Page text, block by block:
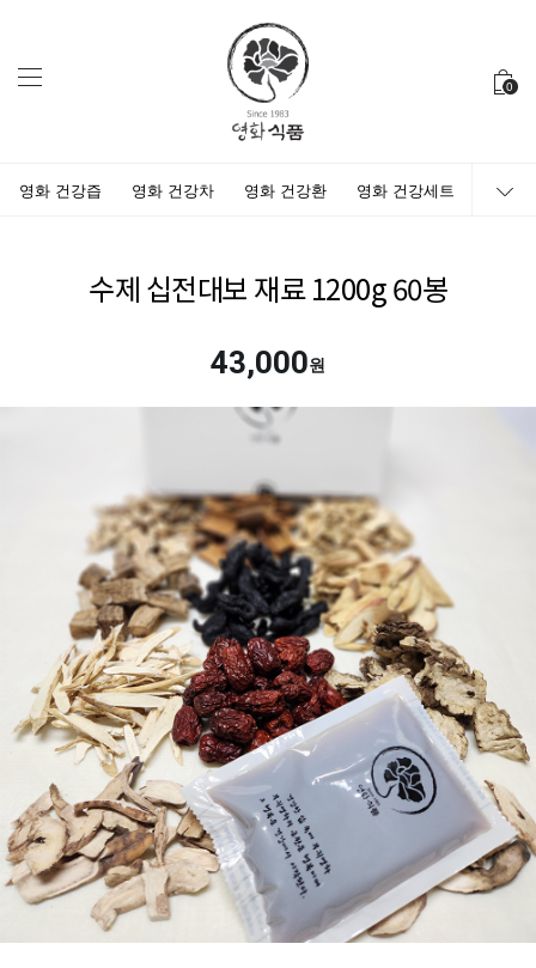
0
영화 건강즙 영화 건강차 영화 건강환 영화 건강세트
수제 십전대보 재료 1200g 60봉
43,000원